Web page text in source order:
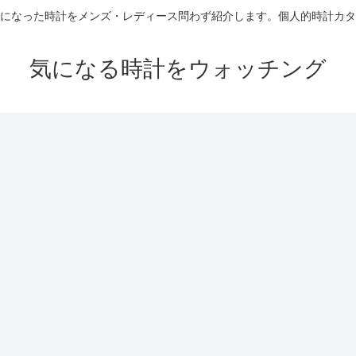
なった時計をメンズ・レディース問わず紹介します。個人的時計カタ
気になる時計をウォッチング